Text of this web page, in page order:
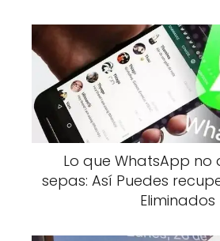
Lo que WhatsApp no
sepas: Así Puedes
Eliminados